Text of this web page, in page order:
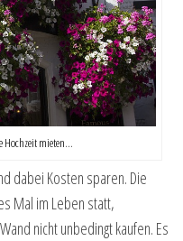
Hochzeit mieten…
dabei Kosten sparen. Die
Mal im Leben statt,
nicht unbedingt kaufen. Es